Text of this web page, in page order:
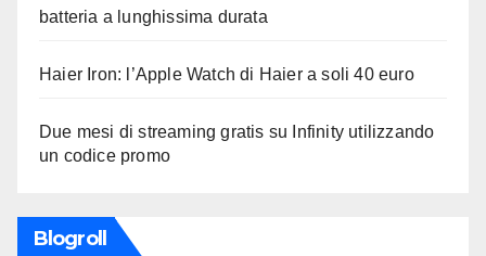
batteria a lunghissima durata
Haier Iron: l’Apple Watch di Haier a soli 40 euro
Due mesi di streaming gratis su Infinity utilizzando
un codice promo
Blogroll